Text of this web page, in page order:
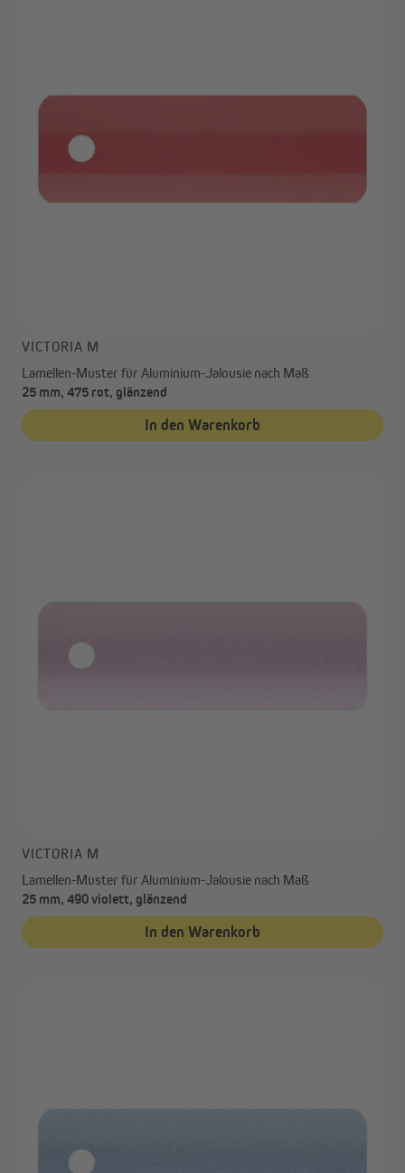
VICTORIA M
Lamellen-Muster für Aluminium-Jalousie nach Maß
25 mm, 475 rot, glänzend
In den Warenkorb
VICTORIA M
Lamellen-Muster für Aluminium-Jalousie nach Maß
25 mm, 490 violett, glänzend
In den Warenkorb